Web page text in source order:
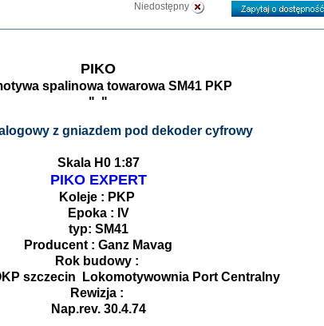
Niedostępny
PIKO
spalinowa towarowa SM41 PKP
" "
z gniazdem pod dekoder cyfrowy
Skala H0 1:87
PIKO EXPERT
Koleje : PKP
Epoka : IV
typ: SM41
Producent : Ganz Mavag
Rok budowy :
szczecin Lokomotywownia Port Centralny
Rewizja :
Nap.rev. 30.4.74